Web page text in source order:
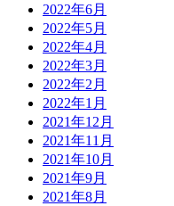
2022年6月
2022年5月
2022年4月
2022年3月
2022年2月
2022年1月
2021年12月
2021年11月
2021年10月
2021年9月
2021年8月